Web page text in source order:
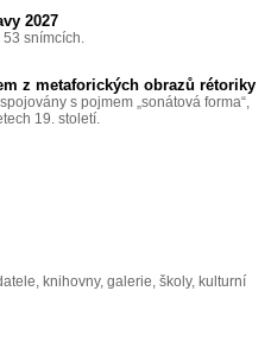
2027
snímcích.
z metaforických obrazů rétoriky
s pojmem „sonátová forma“,
19. století.
knihovny, galerie, školy, kulturní